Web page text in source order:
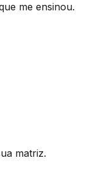
me ensinou.
matriz.